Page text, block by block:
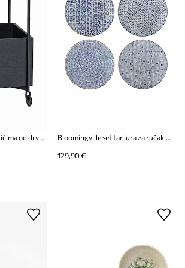
Hübsch stalak na kotačićima od drveta jasena 42 x 40 x 70 cm Bloomingville set tanjura za ručak od kamenine 25 x 2,5 cm
129,90 €